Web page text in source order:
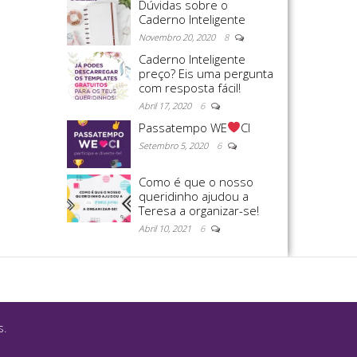
Dúvidas sobre o
Caderno Inteligente
Novembro 20, 2020 8
Caderno Inteligente
preço? Eis uma pergunta
com resposta fácil!
Abril 17, 2020 6
Passatempo WE CI
Setembro 5, 2020 6
Como é que o nosso
queridinho ajudou a
Teresa a organizar-se!
Abril 10, 2021 6